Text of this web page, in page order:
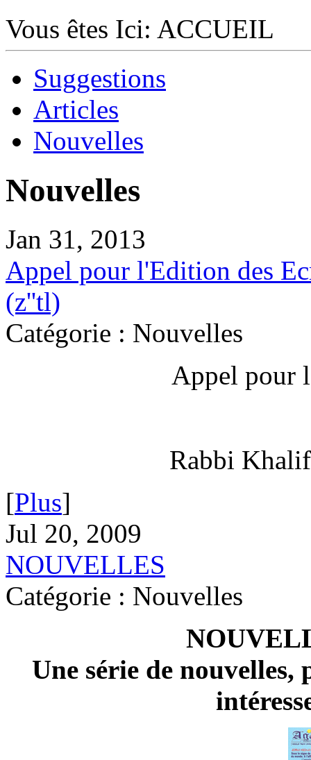
Vous êtes Ici: ACCUEIL
Suggestions
Articles
Nouvelles
Nouvelles
Jan 31, 2013
Appel pour l'Edition des
(z''tl)
Catégorie : Nouvelles
Appel pour
Rabbi
[Plus]
Jul 20, 2009
NOUVELLES
Catégorie : Nouvelles
Une série de nouvelles,